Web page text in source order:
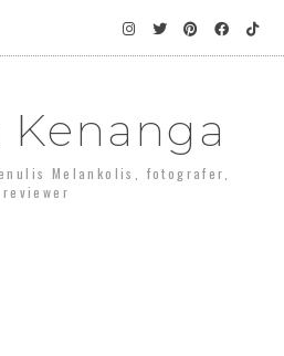
Melankolis, fotografer,
reviewer